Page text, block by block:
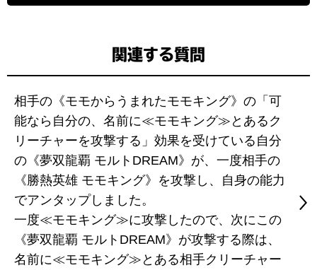
関連する質問
相手の《モモからうまれたモモキング》の「可
能なら自分の、名前に≪モモキング≫とあるク
リーチャーを攻撃する」効果を受けている自分
の《夢双龍覇 モルトDREAM》が、一度相手の
《勝熱英雄 モモキング》を攻撃し、自身の能力
でアンタップしました。
一度≪モモキング≫に攻撃したので、次にこの
《夢双龍覇 モルトDREAM》が攻撃する際は、
名前に≪モモキング≫とある相手クリーチャー